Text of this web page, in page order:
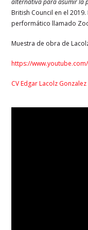
British Council en el
performático llamado
Muestra de obra de
https://www.youtube.com/
CV Edgar Lacolz Gonzalez